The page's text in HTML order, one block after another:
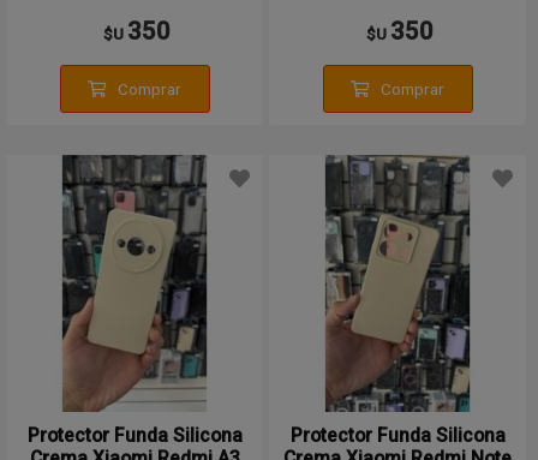
$U 350
Comprar
$U 350
Comprar
Protector Funda Silicona
Protector Funda Silicona